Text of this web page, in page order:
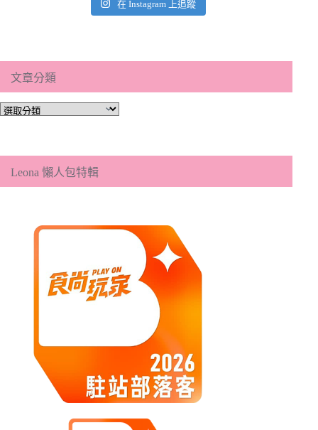
在 Instagram 上追蹤
文章分類
文
類
Leona 懶人包特輯